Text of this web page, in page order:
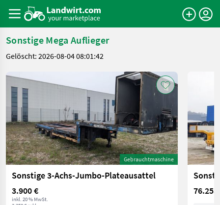
Sonstige Mega Auflieger
Gelöscht: 2026-08-04 08:01:42
Gebrauchtmaschine
Sonstige 3-Achs-Jumbo-Plateausattel
3.900 €
inkl. 20 % MwSt.
76.255